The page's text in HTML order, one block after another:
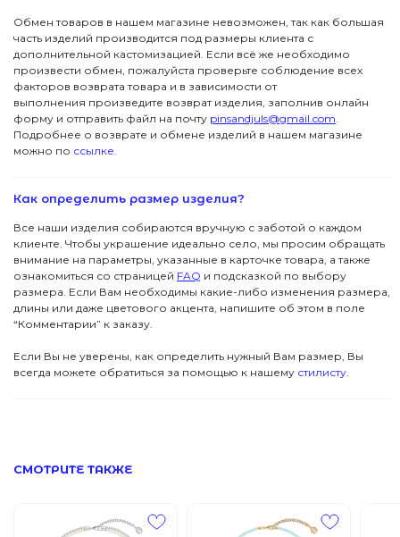
Обмен товаров в нашем магазине невозможен, так как большая
часть изделий производится под размеры клиента с
дополнительной кастомизацией. Если всё же необходимо
произвести обмен, пожалуйста проверьте соблюдение всех
факторов возврата товара и в зависимости от
выполнения произведите возврат изделия, заполнив онлайн
форму и отправить файл на почту pinsandjuls@gmail.com.
Подробнее о возврате и обмене изделий в нашем магазине
можно по ссылке.
Как определить размер изделия?
Все наши изделия собираются вручную с заботой о каждом
клиенте. Чтобы украшение идеально село, мы просим обращать
внимание на параметры, указанные в карточке товара, а также
ознакомиться со страницей FAQ и подсказкой по выбору
размера. Если Вам необходимы какие-либо изменения размера,
длины или даже цветового акцента, напишите об этом в поле
“Комментарии” к заказу.
Если Вы не уверены, как определить нужный Вам размер, Вы
всегда можете обратиться за помощью к нашему стилисту.
СМОТРИТЕ ТАКЖЕ
Новинки
ДЖУЛСЫ
Серьги
Колье
Детям
Футболки
Аксессуары
новинкам и стильные подборки
Я даю согласие на обработку данных
→
ПОМОЩЬ